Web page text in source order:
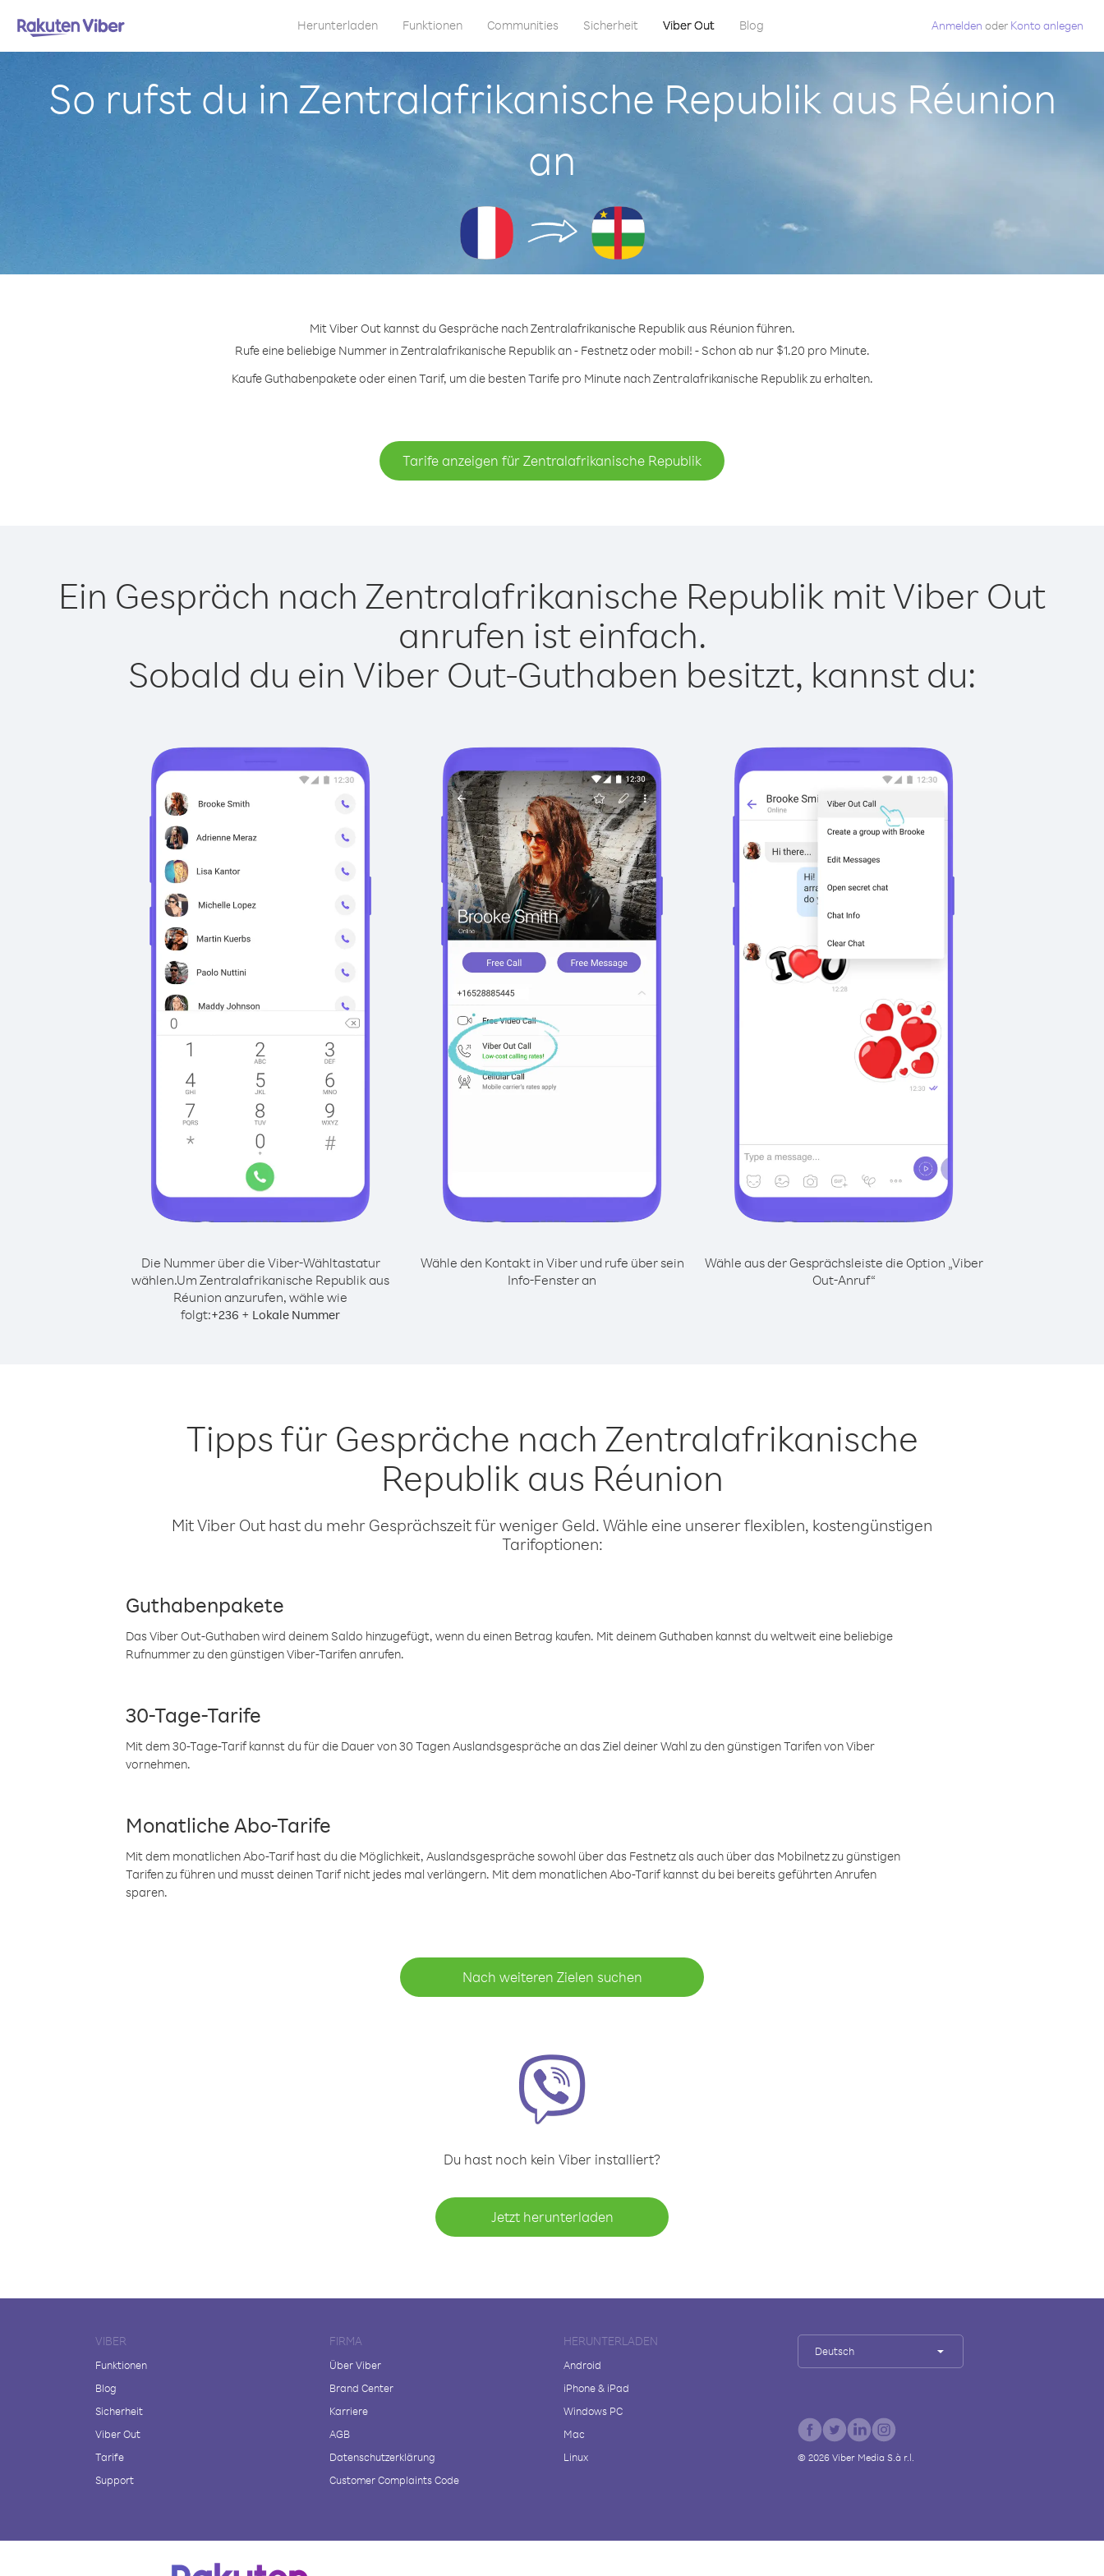
Herunterladen Funktionen Communities Sicherheit Viber Out Blog Anmelden oder Konto anlegen
So rufst du in Zentralafrikanische Republik aus Réunion
an
Mit Viber Out kannst du Gespräche nach Zentralafrikanische Republik aus Réunion führen.
Rufe eine beliebige Nummer in Zentralafrikanische Republik an - Festnetz oder mobil! - Schon ab nur $1.20 pro Minute.
Kaufe Guthabenpakete oder einen Tarif, um die besten Tarife pro Minute nach Zentralafrikanische Republik zu erhalten.
Tarife anzeigen für Zentralafrikanische Republik
Ein Gespräch nach Zentralafrikanische Republik mit Viber Out
anrufen ist einfach.
Sobald du ein Viber Out-Guthaben besitzt, kannst du:
Die Nummer über die Viber-Wähltastatur
wählen.Um Zentralafrikanische Republik aus
Réunion anzurufen, wähle wie
folgt:+236 + Lokale Nummer
Wähle den Kontakt in Viber und rufe über sein
Info-Fenster an
Wähle aus der Gesprächsleiste die Option „Viber
Out-Anruf“
Tipps für Gespräche nach Zentralafrikanische
Republik aus Réunion
Mit Viber Out hast du mehr Gesprächszeit für weniger Geld. Wähle eine unserer flexiblen, kostengünstigen
Tarifoptionen:
Guthabenpakete
Das Viber Out-Guthaben wird deinem Saldo hinzugefügt, wenn du einen Betrag kaufen. Mit deinem Guthaben kannst du weltweit eine beliebige
Rufnummer zu den günstigen Viber-Tarifen anrufen.
30-Tage-Tarife
Mit dem 30-Tage-Tarif kannst du für die Dauer von 30 Tagen Auslandsgespräche an das Ziel deiner Wahl zu den günstigen Tarifen von Viber
vornehmen.
Monatliche Abo-Tarife
Mit dem monatlichen Abo-Tarif hast du die Möglichkeit, Auslandsgespräche sowohl über das Festnetz als auch über das Mobilnetz zu günstigen
Tarifen zu führen und musst deinen Tarif nicht jedes mal verlängern. Mit dem monatlichen Abo-Tarif kannst du bei bereits geführten Anrufen
sparen.
Nach weiteren Zielen suchen
Du hast noch kein Viber installiert?
Jetzt herunterladen
VIBER
Funktionen
Blog
Sicherheit
Viber Out
Tarife
Support
FIRMA
Über Viber
Brand Center
Karriere
AGB
Datenschutzerklärung
Customer Complaints Code
HERUNTERLADEN
Android
iPhone & iPad
Windows PC
Mac
Linux
Deutsch
© 2026 Viber Media S.à r.l.